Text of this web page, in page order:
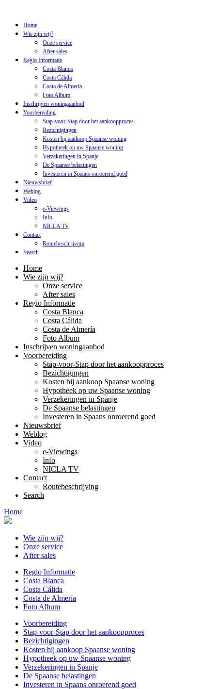
Home
Wie zijn wij?
Onze service
After sales
Regio Informatie
Costa Blanca
Costa Cálida
Costa de Almería
Foto Album
Inschrijven woningaanbod
Voorbereiding
Stap-voor-Stap door het aankoopproces
Bezichtigingen
Kosten bij aankoop Spaanse woning
Hypotheek op uw Spaanse woning
Verzekeringen in Spanje
De Spaanse belastingen
Investeren in Spaans onroerend goed
Nieuwsbrief
Weblog
Video
e-Viewings
Info
NICLA TV
Contact
Routebeschrijving
Search
Home
Wie zijn wij?
Onze service
After sales
Regio Informatie
Costa Blanca
Costa Cálida
Costa de Almería
Foto Album
Inschrijven woningaanbod
Voorbereiding
Stap-voor-Stap door het aankoopproces
Bezichtigingen
Kosten bij aankoop Spaanse woning
Hypotheek op uw Spaanse woning
Verzekeringen in Spanje
De Spaanse belastingen
Investeren in Spaans onroerend goed
Nieuwsbrief
Weblog
Video
e-Viewings
Info
NICLA TV
Contact
Routebeschrijving
Search
Home
Wie zijn wij?
Onze service
After sales
Regio Informatie
Costa Blanca
Costa Cálida
Costa de Almería
Foto Album
Voorbereiding
Stap-voor-Stap door het aankoopproces
Bezichtigingen
Kosten bij aankoop Spaanse woning
Hypotheek op uw Spaanse woning
Verzekeringen in Spanje
De Spaanse belastingen
Investeren in Spaans onroerend goed